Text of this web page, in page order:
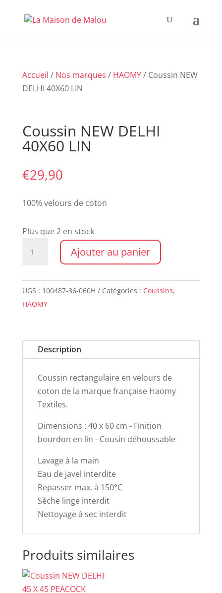
Accueil / Nos marques / HAOMY/ Coussin NEW
DELHI 40X60 LIN
Coussin NEW DELHI
40X60 LIN
€29,90
100% velours de coton
Plus que 2 en stock
NEW
Ajouter au panier
UGS : 100487-36-060H Catégories : Coussins,
HAOMY
Description
Coussin rectangulaire en velours de
coton de la marque française Haomy
Textiles.
Dimensions : 40 x 60 cm - Finition
bourdon en lin - Cousin déhoussable
Lavage à la main
Eau de javel interdite
Repasser max. à 150°C
Sèche linge interdit
Nettoyage à sec interdit
Produits similaires